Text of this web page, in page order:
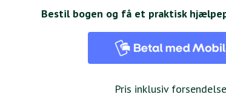
Bestil bogen og få et praktisk
Pris inklusiv